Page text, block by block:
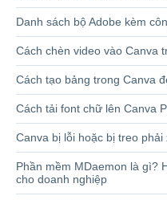
Danh sách bộ Adobe kèm
Cách chèn video vào Canva
Cách tạo bảng trong Canva
Cách tải font chữ lên Canva
Canva bị lỗi hoặc bị treo
Phần mềm MDaemon là gì?
cho doanh nghiệp